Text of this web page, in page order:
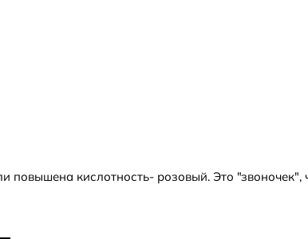
повышена кислотность- розовый. Это "звоночек",